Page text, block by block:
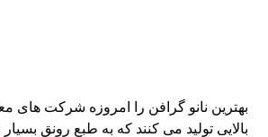
بهترین نانو گرافن را امروزه شرکت های
بالایی تولید می کنند که به طبع رونق